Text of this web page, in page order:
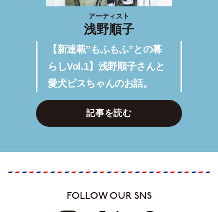
アーティスト
浅野順子
【新連載”もふもふ”との暮
らしVol.1】浅野順子さんと
愛犬ビスちゃんのお話。
記事を読む
FOLLOW OUR SNS